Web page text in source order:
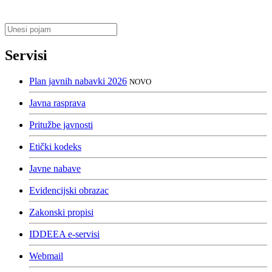
Servisi
Plan javnih nabavki 2026 NOVO
Javna rasprava
Pritužbe javnosti
Etički kodeks
Javne nabave
Evidencijski obrazac
Zakonski propisi
IDDEEA e-servisi
Webmail